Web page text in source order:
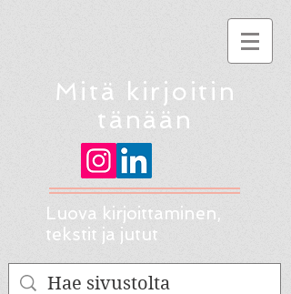
Mitä kirjoitin
tänään
Luova kirjoittaminen,
tekstit ja jutut